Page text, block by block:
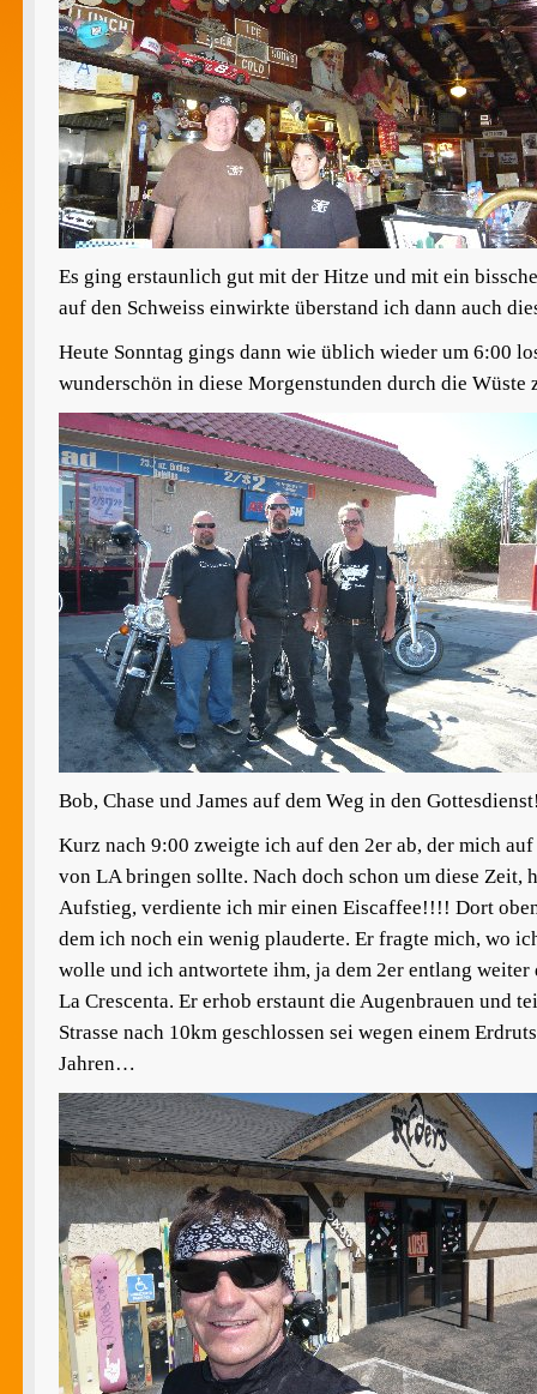
Es ging erstaunlich gut mit der Hitze und mit ein
auf den Schweiss einwirkte überstand ich dann auch
Heute Sonntag gings dann wie üblich wieder um 6:00
wunderschön in diese Morgenstunden durch die Wüste
Bob, Chase und James auf dem Weg in den
Kurz nach 9:00 zweigte ich auf den 2er ab, der mich
von LA bringen sollte. Nach doch schon um diese Zeit,
Aufstieg, verdiente ich mir einen Eiscaffee!!!! Dort
dem ich noch ein wenig plauderte. Er fragte mich, wo
wolle und ich antwortete ihm, ja dem 2er entlang
La Crescenta. Er erhob erstaunt die Augenbrauen und
Strasse nach 10km geschlossen sei wegen einem
Jahren…